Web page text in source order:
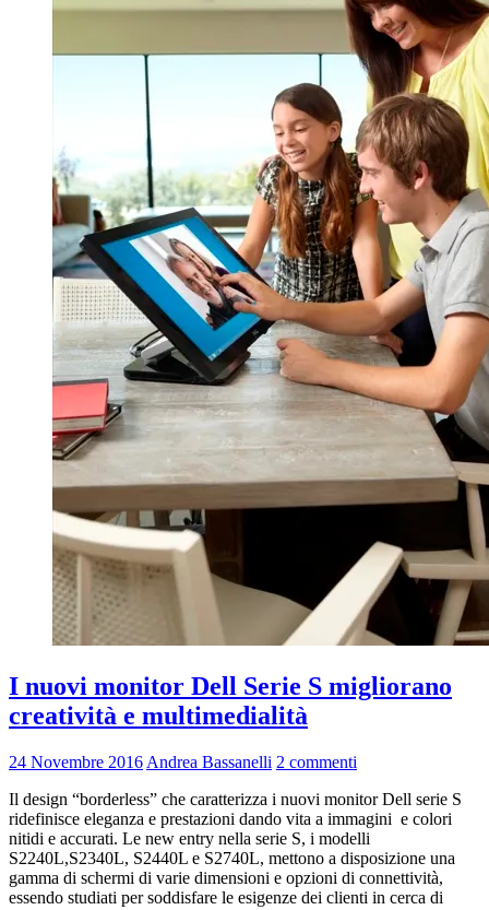
I nuovi monitor Dell Serie S migliorano
creatività e multimedialità
24 Novembre 2016 Andrea Bassanelli 2 commenti
Il design “borderless” che caratterizza i nuovi monitor Dell serie S
ridefinisce eleganza e prestazioni dando vita a immagini e colori
nitidi e accurati. Le new entry nella serie S, i modelli
S2240L,S2340L, S2440L e S2740L, mettono a disposizione una
gamma di schermi di varie dimensioni e opzioni di connettività,
essendo studiati per soddisfare le esigenze dei clienti in cerca di